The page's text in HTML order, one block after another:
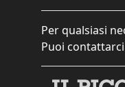
Per qualsiasi
Puoi